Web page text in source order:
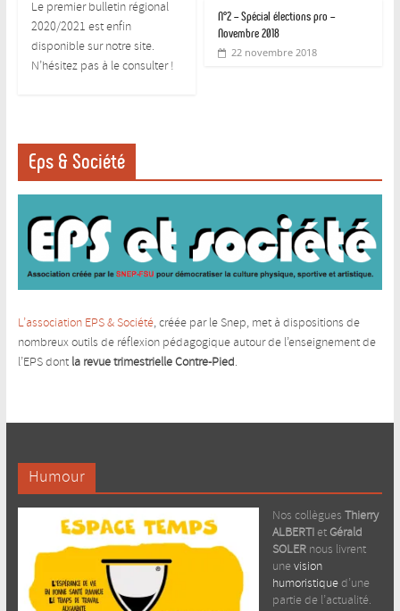
Le premier bulletin régional
2020/2021 est enfin
disponible sur notre site.
N’hésitez pas à le consulter !
N°2 – Spécial élections pro –
Novembre 2018
22 novembre 2018
Eps & Société
L’association EPS & Société, créée par le Snep, met à dispositions de
nombreux outils de réflexion pédagogique autour de l’enseignement de
l’EPS dont la revue trimestrielle Contre-Pied.
Humour
Nos collègues Thierry
ALBERTIet Gérald
SOLER nous livrent
une vision
humoristiqued’une
partie de l’actualité.